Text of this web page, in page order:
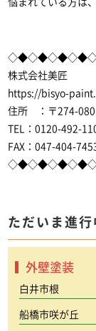
悩まれている方は
株式会社美匠
https://bisyo-
住所 ：〒274-
TEL：0120-492-
FAX：047-404-
ただいま進行
外壁塗装
白井市根
船橋市咲が丘